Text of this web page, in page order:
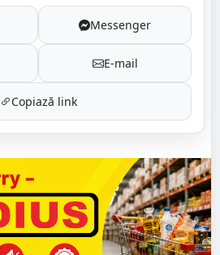
Messenger
E-mail
Copiază link